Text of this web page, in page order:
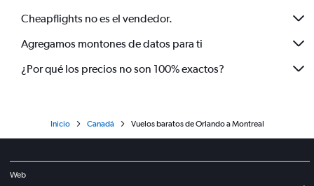
Cheapflights no es el vendedor.
Agregamos montones de datos para ti
¿Por qué los precios no son 100% exactos?
Inicio Canadá Vuelos baratos de Orlando a Montreal
Web